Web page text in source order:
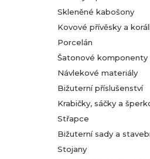
Skleněné kabošony
Kovové přívěsky a
Porcelán
Šatonové komponenty
Návlekové materiály
Bižuterní příslušenství
Krabičky, sáčky a
Střapce
Bižuterní sady a
Stojany